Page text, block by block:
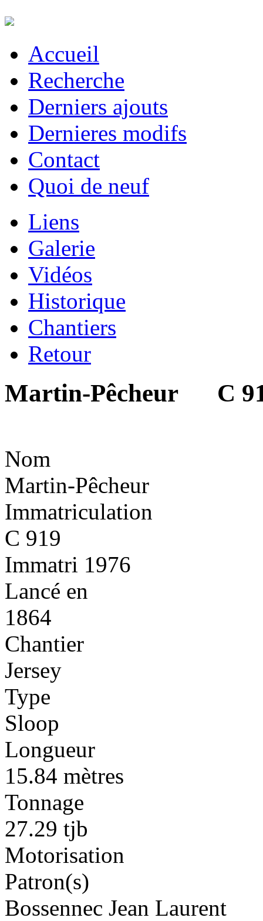
Accueil
Recherche
Derniers ajouts
Dernieres modifs
Contact
Quoi de neuf
Liens
Galerie
Vidéos
Historique
Chantiers
Retour
Martin-Pêcheur C
Nom
Martin-Pêcheur
Immatriculation
C 919
Immatri 1976
Lancé en
1864
Chantier
Jersey
Type
Sloop
Longueur
15.84 mètres
Tonnage
27.29 tjb
Motorisation
Patron(s)
Bossennec Jean Laurent